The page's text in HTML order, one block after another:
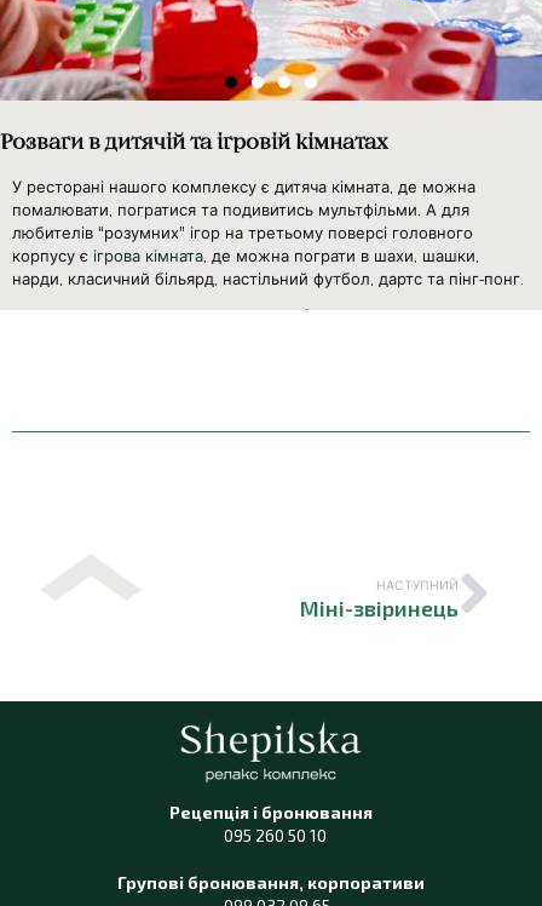
Розваги в дитячій та ігровій кімнатах
У ресторані нашого комплексу є дитяча кімната, де можна
помалювати, погратися та подивитись мультфільми. А для
любителів “розумних” ігор на третьому поверсі головного
корпусу є ігрова кімната, де можна пограти в шахи, шашки,
нарди, класичний більярд, настільний футбол, дартс та пінг-понг.
НАСТУПНИЙ
Міні-звіринець
Рецепція і бронювання
095 260 50 10
Групові бронювання, корпоративи